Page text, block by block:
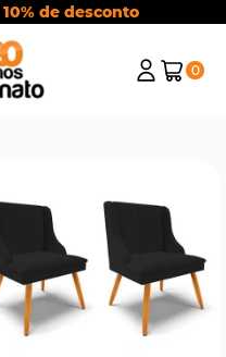
10% de desconto
0